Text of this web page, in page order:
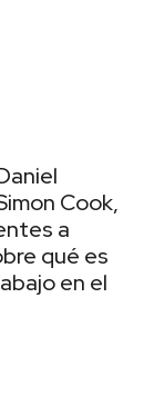
Cook,
a
qué es
en el